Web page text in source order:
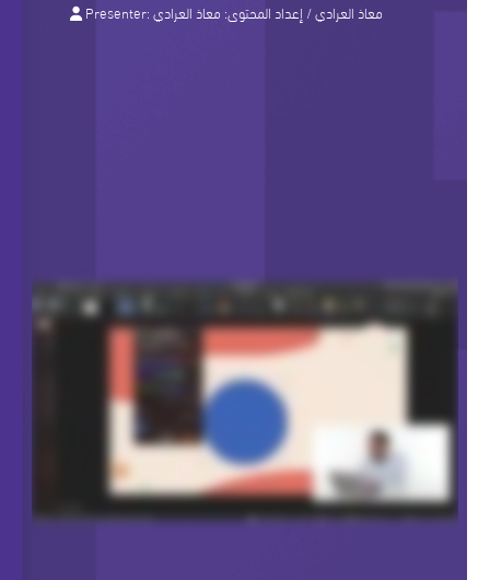
Presenter:
معاذ العرادي/ إعداد المحتوى: معاذ العرادي